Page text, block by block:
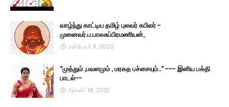
வாழ்ந்து காட்டிய தமிழ் புலவர் கபிலர் -
முனைவர்.ப.பாலசுப்பிரமணியன்,
அக்டோபர் 11, 2020
"முத்தும் ,பவளமும் , மரகத பச்சையும்.." --- இனிய பக்தி
பாடல்--
ஆகஸ்ட் 16, 2021